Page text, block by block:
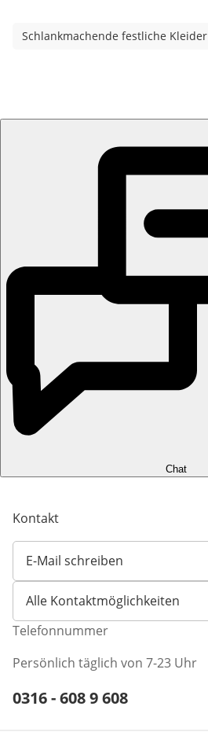
Schlankmachende festliche Kleider
Chat
Kontakt
E-Mail schreiben
Öffnet E-Mail-Client
Alle Kontaktmöglichkeiten
Telefonnummer
Persönlich täglich von 7-23 Uhr
Telefonnummer:
0316 - 608 9 608